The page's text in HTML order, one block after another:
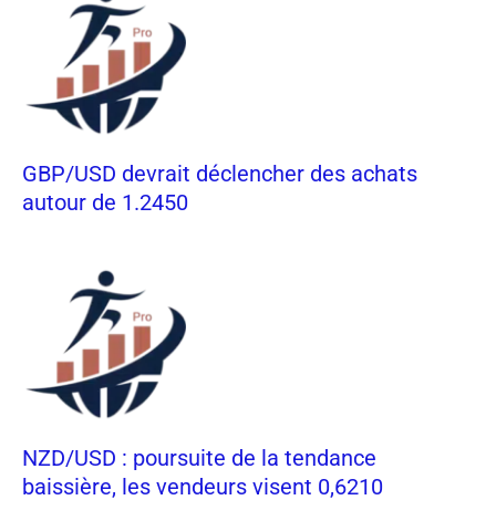
GBP/USD devrait déclencher des achats
autour de 1.2450
NZD/USD : poursuite de la tendance
baissière, les vendeurs visent 0,6210